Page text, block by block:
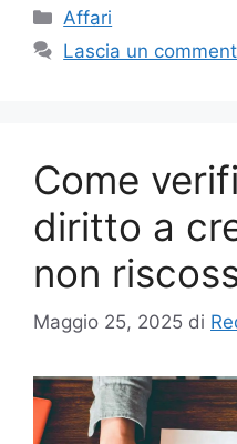
Categorie
Affari
Lascia un
Come
diritto a
non
Maggio 25, 2025 di